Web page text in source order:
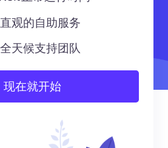
直观的自助服务
全天候支持团队
现在就开始